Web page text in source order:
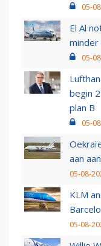
05-
El Al
05-
begin
plan B
05-
aan
05-08-
KLM
05-08-